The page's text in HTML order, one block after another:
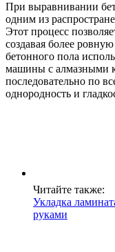
При выравнивании
одним из
Этот процесс
создавая более
бетонного пола
машины с алмазными
последовательно по
однородность и
Читайте также:
Укладка
руками